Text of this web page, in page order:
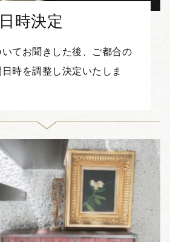
日時決定
てお聞きした後、ご都合の
時を調整し決定いたしま